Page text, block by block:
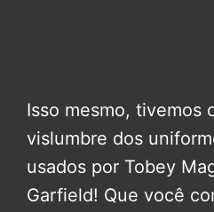
Isso mesmo, tivemos
vislumbre dos
usados por Tobey
Garfield! Que você